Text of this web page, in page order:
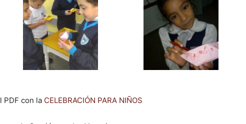
PDF con la CELEBRACIÓN PARA NIÑOS